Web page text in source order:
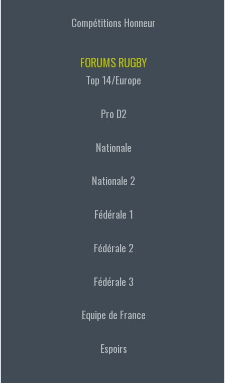
Compétitions Honneur
FORUMS RUGBY
Top 14/Europe
Pro D2
Nationale
Nationale 2
Fédérale 1
Fédérale 2
Fédérale 3
Equipe de France
Espoirs